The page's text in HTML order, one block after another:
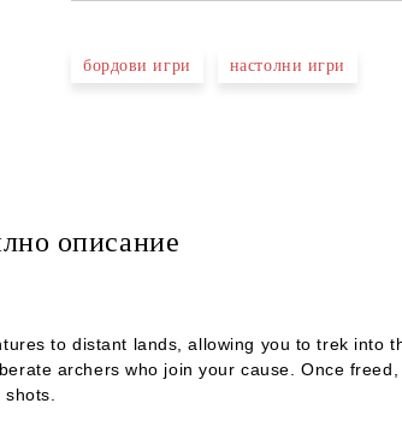
бордови игри настолни игри
описание
to distant lands, allowing you to trek into
archers who join your cause. Once